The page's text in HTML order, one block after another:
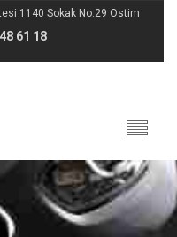
1140 Sokak No:29 Ostim
61 18